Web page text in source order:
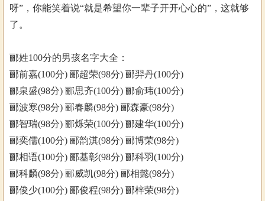
呀”，你能笑着说“就是希望你一辈子开开心心的”，这就够
了。
郦姓100分的男孩名字大全：
郦前嘉(100分) 郦超荣(98分) 郦羿丹(100分)
郦泉盛(98分) 郦思齐(100分) 郦俞玮(100分)
郦波寒(98分) 郦春麟(98分) 郦森豪(98分)
郦智瑞(98分) 郦烁荣(100分) 郦建华(100分)
郦奕儒(100分) 郦韵淇(98分) 郦博荣(98分)
郦相语(100分) 郦基彰(98分) 郦科羽(100分)
郦科麟(98分) 郦威凯(98分) 郦相懿(98分)
郦俊少(100分) 郦俊程(98分) 郦梓荣(98分)